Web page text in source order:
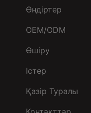
Өндіртер
OEM/ODM
Өшіру
Істер
Қазір Туралы